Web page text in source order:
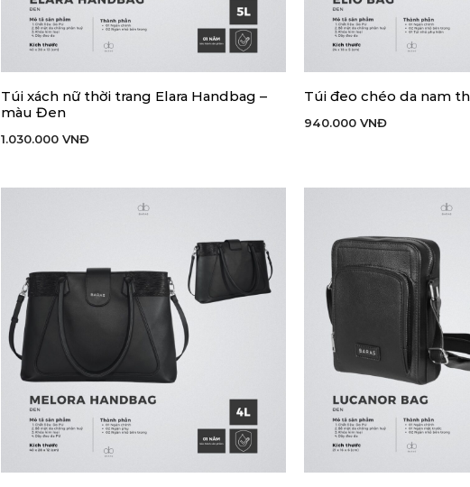
THÊM VÀO GIỎ HÀNG
Túi xách nữ thời trang Elara Handbag –
màu Đen
1.030.000 VNĐ
THÊM VÀO GIỎ HÀNG
Túi đeo chéo da nam
940.000 VNĐ